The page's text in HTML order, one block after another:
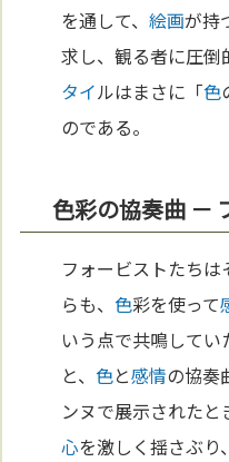
を通して、絵画が持
求し、観る者に圧
タイルはまさに「色
のである。
色彩の協奏曲 －
フォービストたち
らも、色彩を使って
いう点で共鳴して
と、色と感情の協奏
ンヌで展示されたと
心を激しく揺さぶり